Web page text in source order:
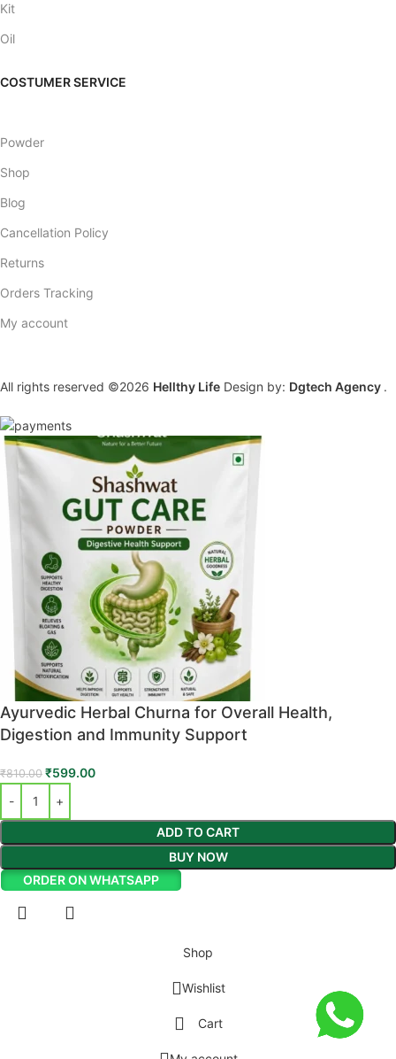
Kit
Oil
COSTUMER SERVICE
Powder
Shop
Blog
Cancellation Policy
Returns
Orders Tracking
My account
All rights reserved ©2026 Hellthy Life Design by: Dgtech Agency .
Ayurvedic Herbal Churna for Overall Health,
Digestion and Immunity Support
₹810.00 ₹599.00
ADD TO CART
BUY NOW
ORDER ON WHATSAPP
Shop
Wishlist
Cart